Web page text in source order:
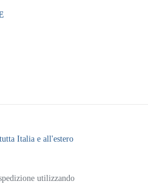
Italia e all'estero
utilizzando